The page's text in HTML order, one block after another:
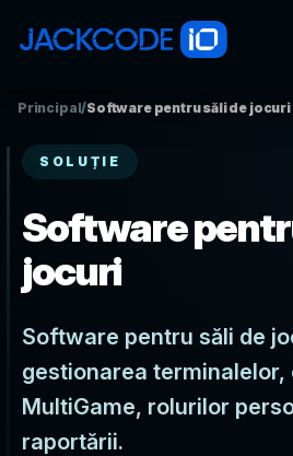
Principal/Software pentru săli de jocuri
SOLUȚIE
Software
jocuri
Software pentru săli de
gestionarea terminalelor,
MultiGame, rolurilor
raportării.